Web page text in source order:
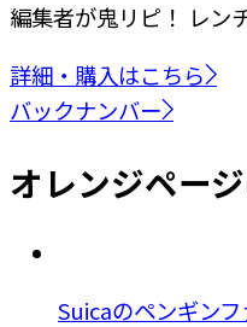
編集者が鬼リピ！ レン
詳細・購入はこちら
バックナンバー
オレンジペー
Suicaのペンギン